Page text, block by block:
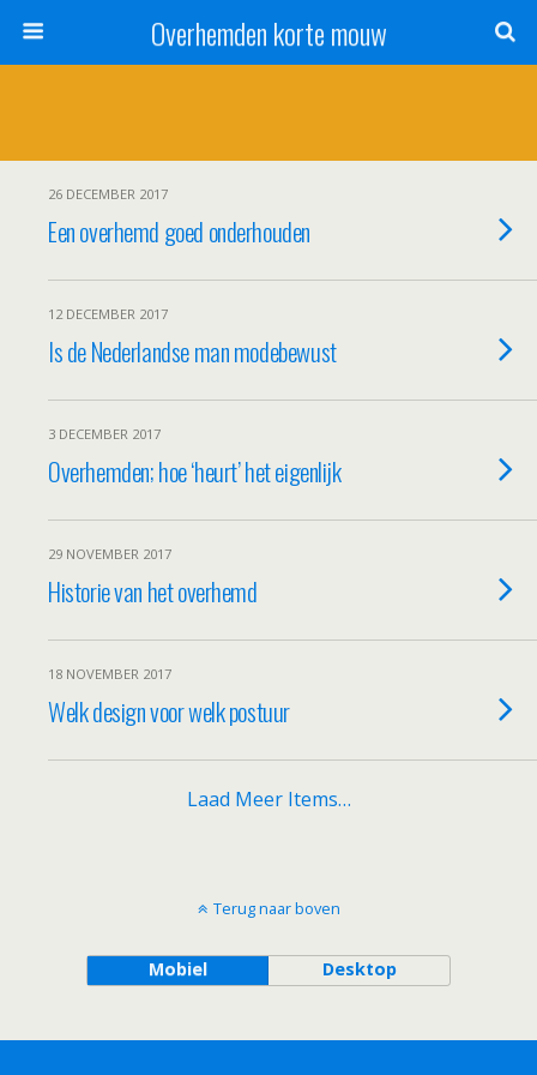
Overhemden korte mouw
26 DECEMBER 2017
Een overhemd goed onderhouden
12 DECEMBER 2017
Is de Nederlandse man modebewust
3 DECEMBER 2017
Overhemden; hoe ‘heurt’ het eigenlijk
29 NOVEMBER 2017
Historie van het overhemd
18 NOVEMBER 2017
Welk design voor welk postuur
Laad Meer Items…
Terug naar boven
Mobiel Desktop